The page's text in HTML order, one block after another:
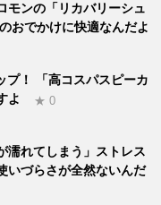
モンの「リカバリーシュ
おでかけに快適なんだよ
プ！ 「高コスパスピーカ
よ
★ 0
濡れてしまう」ストレス
いづらさが全然ないんだ